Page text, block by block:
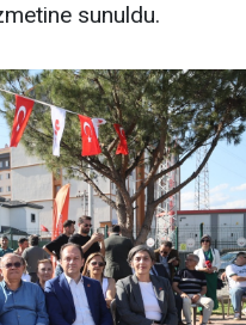
sunuldu.